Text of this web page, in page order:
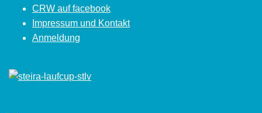
CRW auf facebook
Impressum und Kontakt
Anmeldung